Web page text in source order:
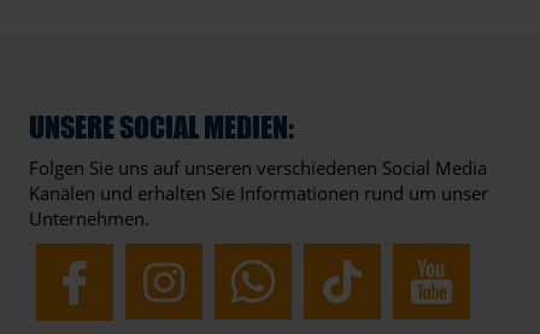
UNSERE SOCIAL MEDIEN:
Folgen Sie uns auf unseren verschiedenen Social Media
Kanälen und erhalten Sie Informationen rund um unser
Unternehmen.